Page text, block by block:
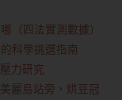
（四法實測數據）
科學挑選指南
力研究
麗島站旁，烘豆冠